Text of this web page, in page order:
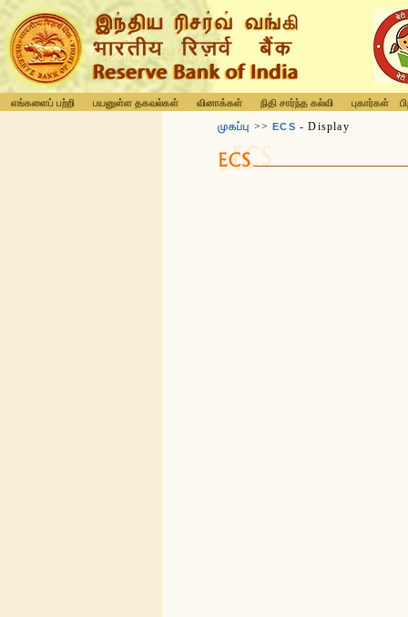
எங்களைப் பற்றி பயனுள்ள தகவல்கள் வினாக்கள் நிதி சார்ந்த கல்வி புகார்கள்
முகப்பு >>ECS - Display